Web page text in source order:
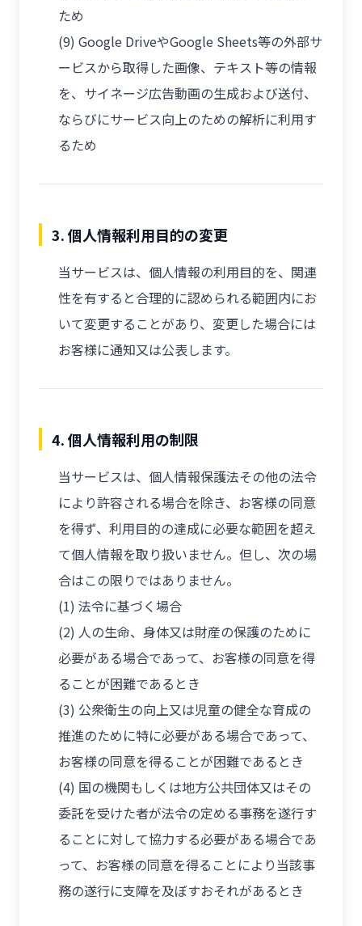
ため
(9) Google DriveやGoogle Sheets等の外部サ
ービスから取得した画像、テキスト等の情報
を、サイネージ広告動画の生成および送付、
ならびにサービス向上のための解析に利用す
るため
3. 個人情報利用目的の変更
当サービスは、個人情報の利用目的を、関連
性を有すると合理的に認められる範囲内にお
いて変更することがあり、変更した場合には
お客様に通知又は公表します。
4. 個人情報利用の制限
当サービスは、個人情報保護法その他の法令
により許容される場合を除き、お客様の同意
を得ず、利用目的の達成に必要な範囲を超え
て個人情報を取り扱いません。但し、次の場
合はこの限りではありません。
(1) 法令に基づく場合
(2) 人の生命、身体又は財産の保護のために
必要がある場合であって、お客様の同意を得
ることが困難であるとき
(3) 公衆衛生の向上又は児童の健全な育成の
推進のために特に必要がある場合であって、
お客様の同意を得ることが困難であるとき
(4) 国の機関もしくは地方公共団体又はその
委託を受けた者が法令の定める事務を遂行す
ることに対して協力する必要がある場合であ
って、お客様の同意を得ることにより当該事
務の遂行に支障を及ぼすおそれがあるとき